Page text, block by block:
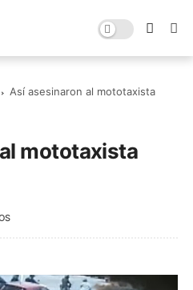
Así asesinaron al mototaxista
mototaxista